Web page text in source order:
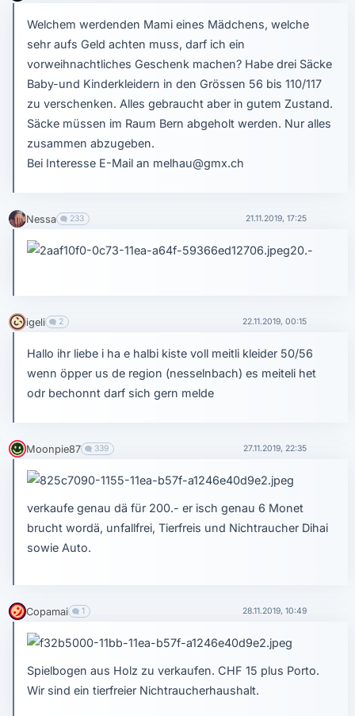
Welchem werdenden Mami eines Mädchens, welche
sehr aufs Geld achten muss, darf ich ein
vorweihnachtliches Geschenk machen? Habe drei Säcke
Baby-und Kinderkleidern in den Grössen 56 bis 110/117
zu verschenken. Alles gebraucht aber in gutem Zustand.
Säcke müssen im Raum Bern abgeholt werden. Nur alles
zusammen abzugeben.
Bei Interesse E-Mail an melhau@gmx.ch
Nessa 233 21.11.2019, 17:25
20.-
igeli 2 22.11.2019, 00:15
Hallo ihr liebe i ha e halbi kiste voll meitli kleider 50/56
wenn öpper us de region (nesselnbach) es meiteli het
odr bechonnt darf sich gern melde
Moonpie87 339 27.11.2019, 22:35
verkaufe genau dä für 200.- er isch genau 6 Monet
brucht wordä, unfallfrei, Tierfreis und Nichtraucher Dihai
sowie Auto.
Copamai 1 28.11.2019, 10:49
Spielbogen aus Holz zu verkaufen. CHF 15 plus Porto.
Wir sind ein tierfreier Nichtraucherhaushalt.